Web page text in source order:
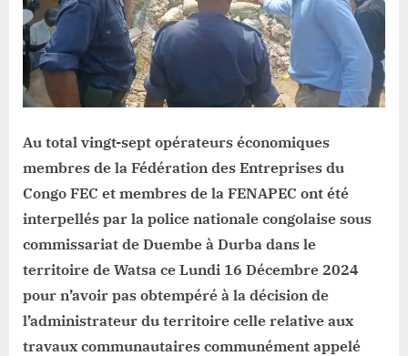
libérés
après
sensibilisation
de
PNC
Au total vingt-sept opérateurs économiques
membres de la Fédération des Entreprises du
Congo FEC et membres de la FENAPEC ont été
interpellés par la police nationale congolaise sous
commissariat de Duembe à Durba dans le
territoire de Watsa ce Lundi 16 Décembre 2024
pour n’avoir pas obtempéré à la décision de
l’administrateur du territoire celle relative aux
travaux communautaires communément appelé